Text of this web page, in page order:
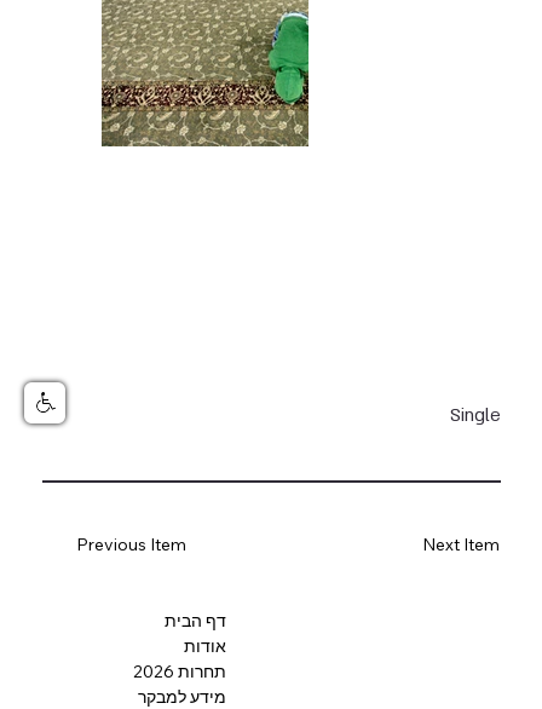
Single
Next Item
Previous Item
דף הבית
אודות
תחרות 2026
מידע למבקר